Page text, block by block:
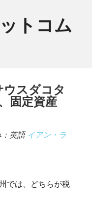
トコム
スダコタ
固定資産
：英語イアン・ラ
では、どちらが税